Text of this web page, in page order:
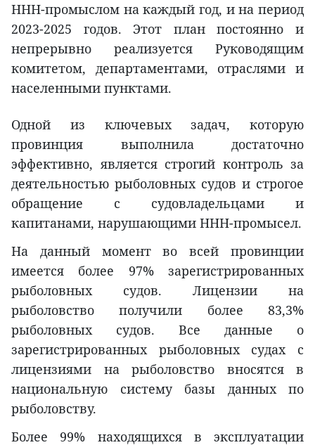
ННН-промыслом на каждый год, и на период
2023-2025 годов. Этот план постоянно и
непрерывно реализуется Руководящим
комитетом, департаментами, отраслями и
населенными пунктами.
Одной из ключевых задач, которую
провинция выполнила достаточно
эффективно, является строгий контроль за
деятельностью рыболовных судов и строгое
обращение с судовладельцами и
капитанами, нарушающими ННН-промысел.
На данный момент во всей провинции
имеется более 97% зарегистрированных
рыболовных судов. Лицензии на
рыболовство получили более 83,3%
рыболовных судов. Все данные о
зарегистрированных рыболовных судах с
лицензиями на рыболовство вносятся в
национальную систему базы данных по
рыболовству.
Более 99% находящихся в эксплуатации